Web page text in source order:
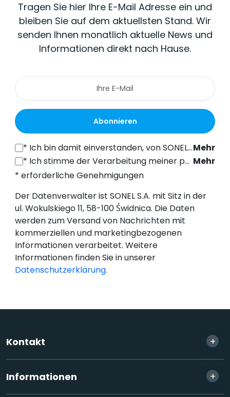
Tragen Sie hier Ihre E-Mail Adresse ein und
bleiben Sie auf dem aktuellsten Stand. Wir
senden Ihnen monatlich aktuelle News und
Informationen direkt nach Hause.
Abonnieren
* Ich bin damit einverstanden, von SONEL S.A. mit Sitz in der ul. Wokulskiego 11, 58-100 Świdnica, kommerzielle Informationen auf elektronischem Wege (an die angegebene E-Mail-Adresse) zu Marketingzwecken gemäß Art. 398 des Gesetzes vom 12. Juli 2024 über das Recht der elektronischen Kommunikation zu erhalten. Mehr
* Ich stimme der Verarbeitung meiner personenbezogenen Daten (E-Mail-Adresse) durch SONEL S.A. mit Sitz in ul. Wokulskiego 11, 58-100 Świdnica, zum Zwecke des Versands eines Newsletters mit kommerziellen und marketingbezogenen Informationen gemäß Art. 6 Abs. 1 Buchstabe a) der Datenschutz-Grundverordnung (DSGVO).
Mehr
* erforderliche Genehmigungen
Der Datenverwalter ist SONEL S.A. mit Sitz in der
ul. Wokulskiego 11, 58-100 Świdnica. Die Daten
werden zum Versand von Nachrichten mit
kommerziellen und marketingbezogenen
Informationen verarbeitet. Weitere
Informationen finden Sie in unserer
Datenschutzerklärung.
Kontakt +
Informationen +